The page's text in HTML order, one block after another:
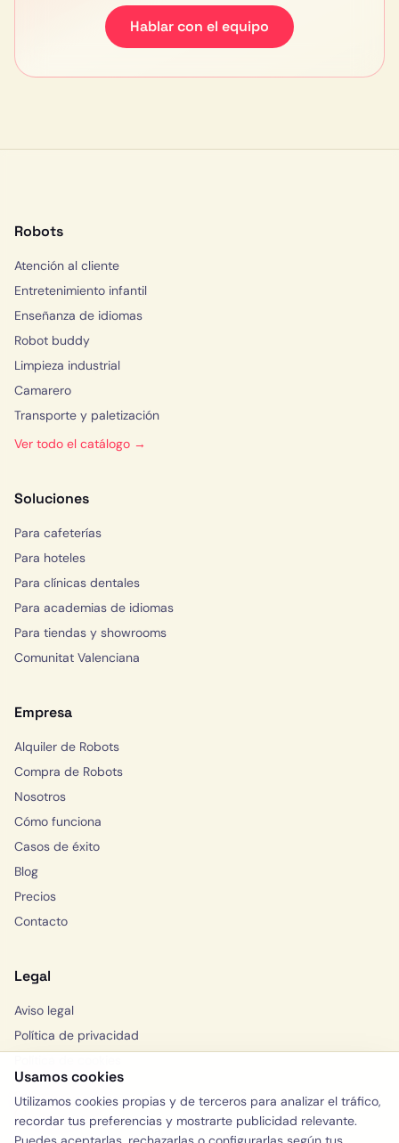
Usamos cookies
Utilizamos cookies propias y de terceros para analizar el tráfico,
recordar tus preferencias y mostrarte publicidad relevante.
Hablar con el equipo
Robots
Atención al cliente
Entretenimiento infantil
Enseñanza de idiomas
Robot buddy
Limpieza industrial
Camarero
Transporte y paletización
Ver todo el catálogo →
Soluciones
Para cafeterías
Para hoteles
Para clínicas dentales
Para academias de idiomas
Para tiendas y showrooms
Comunitat Valenciana
Empresa
Alquiler de Robots
Compra de Robots
Nosotros
Cómo funciona
Casos de éxito
Blog
Precios
Contacto
Legal
Aviso legal
Política de privacidad
Solicitar consulta
WhatsApp